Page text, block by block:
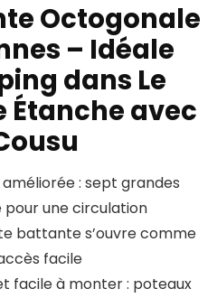
Octogonale
– Idéale
dans Le
Étanche avec
: sept grandes
une circulation
battante s’ouvre comme
facile
facile à monter : poteaux